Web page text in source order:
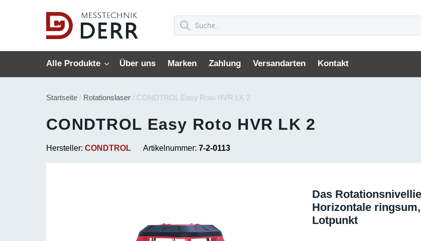
Alle Produkte Über uns Marken Zahlung Versandarten Kontakt
Startseite / Rotationslaser / CONDTROL Easy Roto HVR LK 2
CONDTROL Easy Roto HVR LK 2
Hersteller: CONDTROL Artikelnummer: 7-2-0113
Das
Horizontale
Lotpunkt